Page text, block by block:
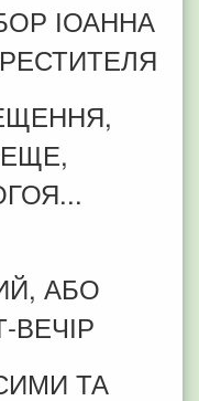
ІОАННА
АБО
ВЕЧІР
ТА